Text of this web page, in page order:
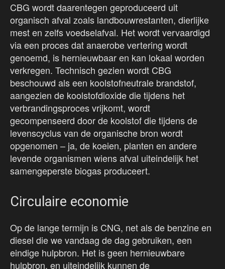
CBG wordt daarentegen geproduceerd uit
organisch afval zoals landbouwrestanten, dierlijke
mest en zelfs voedselafval. Het wordt vervaardigd
via een proces dat anaerobe vertering wordt
genoemd, is hernieuwbaar en kan lokaal worden
verkregen. Technisch gezien wordt CBG
beschouwd als een koolstofneutrale brandstof,
aangezien de koolstofdioxide die tijdens het
verbrandingsproces vrijkomt, wordt
gecompenseerd door de koolstof die tijdens de
levenscyclus van de organische bron wordt
opgenomen – ja, de koeien, planten en andere
levende organismen wiens afval uiteindelijk het
samengeperste biogas produceert.
Circulaire economie
Op de lange termijn is CNG, net als de benzine en
diesel die we vandaag de dag gebruiken, een
eindige hulpbron. Het is geen hernieuwbare
hulpbron, en uiteindelijk kunnen de